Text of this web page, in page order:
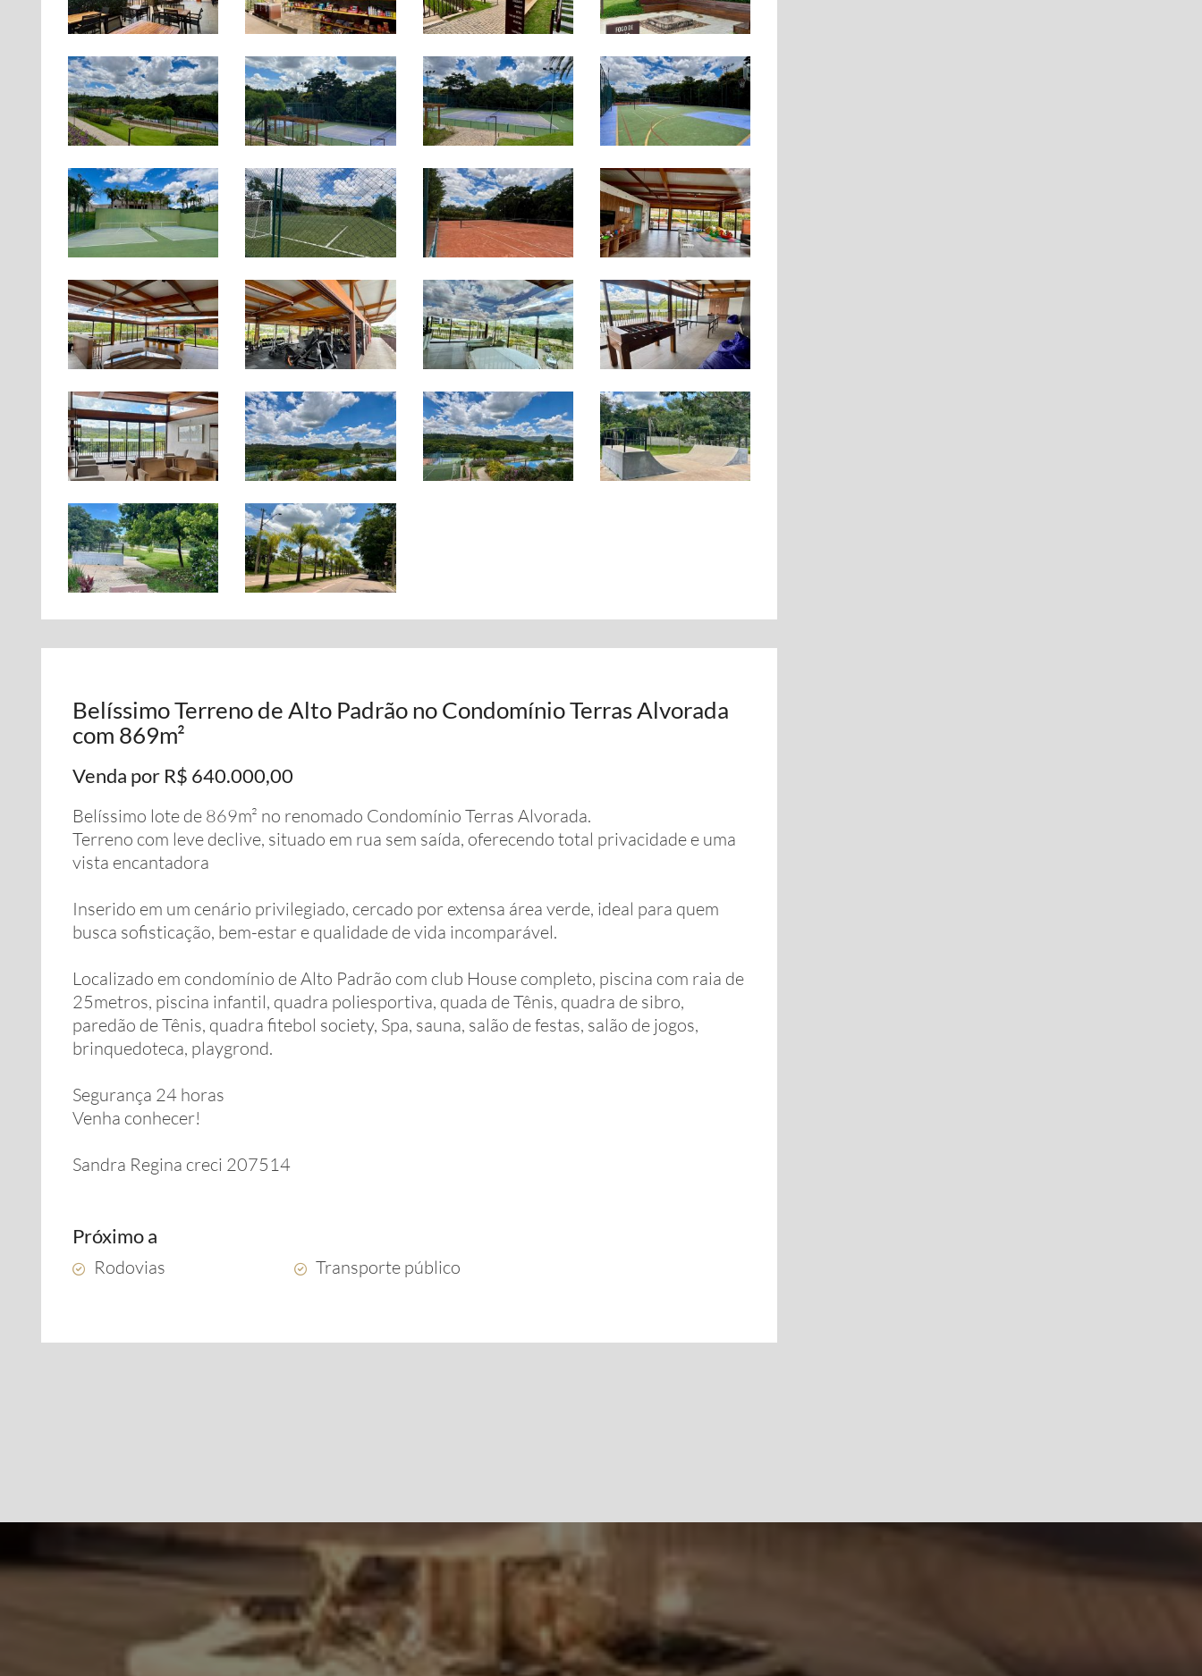
Belíssimo Terreno de Alto Padrão no Condomínio Terras Alvorada
com 869m²
Venda por R$ 640.000,00
Belíssimo lote de 869m² no renomado Condomínio Terras Alvorada.
Terreno com leve declive, situado em rua sem saída, oferecendo total privacidade e uma
vista encantadora
Inserido em um cenário privilegiado, cercado por extensa área verde, ideal para quem
busca sofisticação, bem-estar e qualidade de vida incomparável.
Localizado em condomínio de Alto Padrão com club House completo, piscina com raia de
25metros, piscina infantil, quadra poliesportiva, quada de Tênis, quadra de sibro,
paredão de Tênis, quadra fitebol society, Spa, sauna, salão de festas, salão de jogos,
brinquedoteca, playgrond.
Segurança 24 horas
Venha conhecer!
Sandra Regina creci 207514
Próximo a
Rodovias Transporte público